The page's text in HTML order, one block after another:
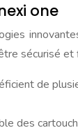
one
sécurisé et
de
des